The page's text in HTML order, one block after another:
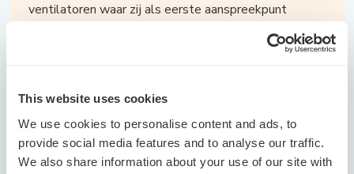
This website uses cookies
We use cookies to personalise content and ads, to
provide social media features and to analyse our traffic.
We also share information about your use of our site with
ventilatoren waar zij als eerste aanspreekpunt
klanten en de communicatie. Vervolgens is zij terecht
gekomen bij een logistiek bedrijf waar ze haar fijnste
met veel chauffeurs en de sfeer in een logistieke
omgeving spreekt haar heel erg aan. Uiteindelijk
heeft ze het bedrijf verlaten omdat het minder goed
ging met het bedrijf. Klantvriendelijkheid, planning &